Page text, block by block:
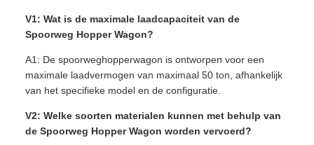
V1: Wat is de maximale laadcapaciteit van de
Spoorweg Hopper Wagon?
A1: De spoorweghopperwagon is ontworpen voor een
maximale laadvermogen van maximaal 50 ton, afhankelijk
van het specifieke model en de configuratie.
V2: Welke soorten materialen kunnen met behulp van
de Spoorweg Hopper Wagon worden vervoerd?